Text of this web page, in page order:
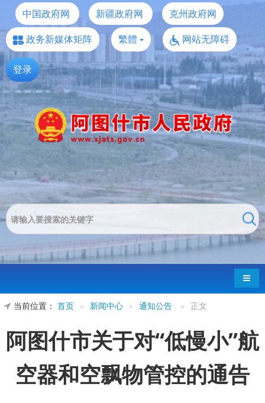
中国政府网 新疆政府网
克州政府网
政务新媒体矩阵
繁體 网站无障碍
登录
导航
当前位置： 首页 » 新闻中心 » 通知公告 » 正文
阿图什市关于对“低慢小”航
空器和空飘物管控的通告